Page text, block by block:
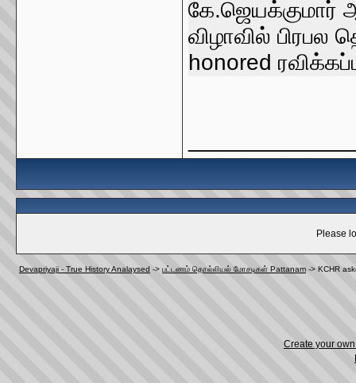
விழாவில்
honored
Please
Devapriyaji - True History Analaysed -> பட்டணம் தொல்லியல் மோசடிகள் Pattanam -> KCHR
Create your